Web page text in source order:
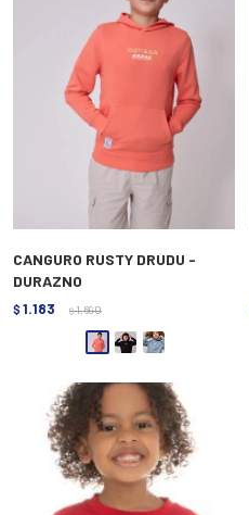
CANGURO RUSTY DRUDU -
DURAZNO
$ 1.183 $ 1.690